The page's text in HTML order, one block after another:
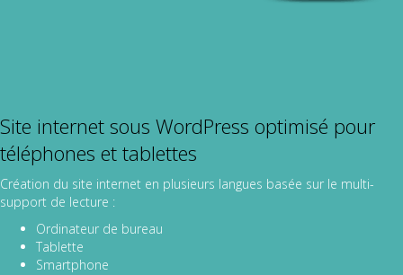
Site internet sous WordPress optimisé pour
téléphones et tablettes
Création du site internet en plusieurs langues basée sur le multi-
support de lecture :
Ordinateur de bureau
Tablette
Smartphone